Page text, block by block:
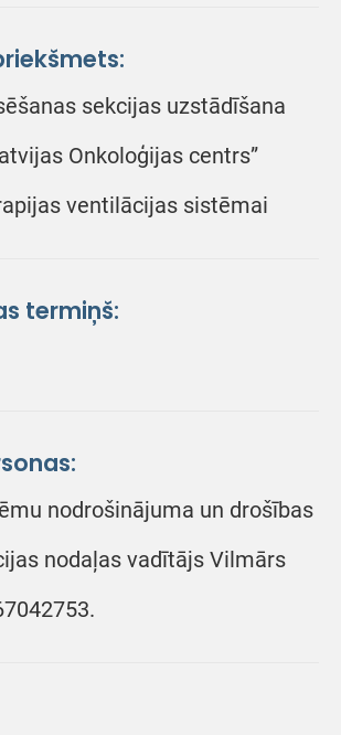
sekcijas uzstādīšana
Onkoloģijas centrs”
ventilācijas sistēmai
termiņš:
nodrošinājuma un drošības
nodaļas vadītājs Vilmārs